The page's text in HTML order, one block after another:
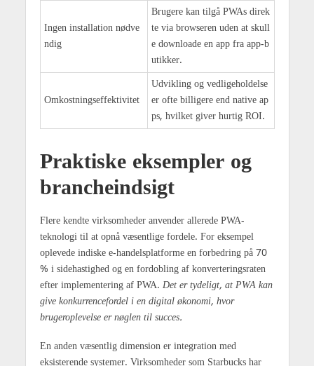
Ingen installation nødve
ndig
Brugere kan tilgå PWAs direk
te via browseren uden at skull
e downloade en app fra app-b
utikker.
Omkostningseffektivitet
Udvikling og vedligeholdelse
er ofte billigere end native ap
ps, hvilket giver hurtig ROI.
Praktiske eksempler og
brancheindsigt
Flere kendte virksomheder anvender allerede PWA-
teknologi til at opnå væsentlige fordele. For eksempel
oplevede indiske e-handelsplatforme en forbedring på 70
% i sidehastighed og en fordobling af konverteringsraten
efter implementering af PWA. Det er tydeligt, at PWA kan
give konkurrencefordel i en digital økonomi, hvor
brugeroplevelse er nøglen til succes.
En anden væsentlig dimension er integration med
eksisterende systemer. Virksomheder som Starbucks har